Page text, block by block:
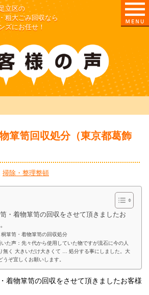
立区の
粗大ごみ回収なら
ズにお任せ！
箪笥回収処分（東京都葛飾
掃除・整理整頓
・着物箪笥の回収をさせて頂きましたお
箪笥・着物箪笥の回収処分
た声：先々代から使用していた物ですが流石に今の人
無く 大きいだけ大きくて … 処分する事にしました。大
うぞ宜しくお願いします。
着物箪笥の回収をさせて頂きましたお客様